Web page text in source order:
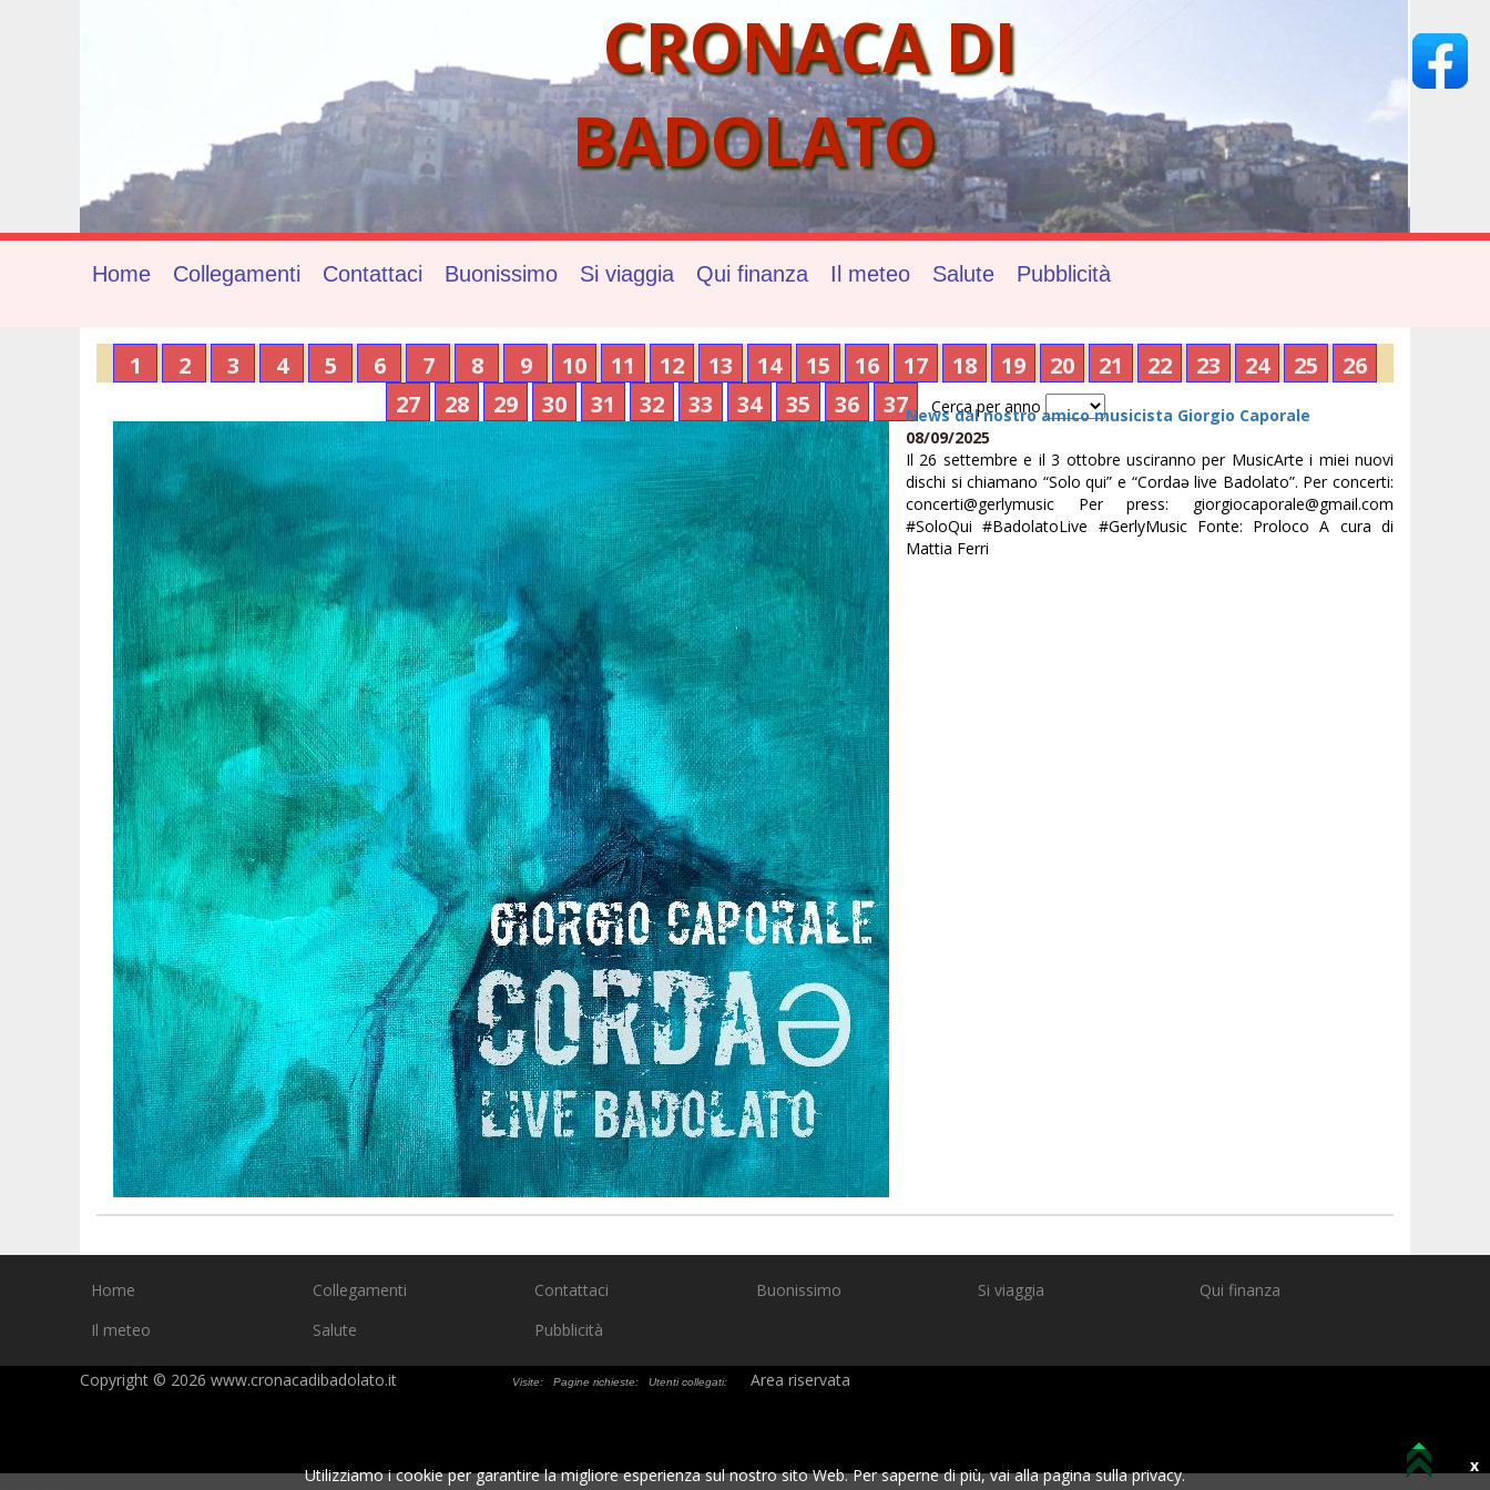
CRONACA DI
BADOLATO
Home Collegamenti Contattaci Buonissimo Si viaggia Qui finanza Il meteo Salute Pubblicità
1 2 3 4 5 6 7 8 9 10 11 12 13 14 15 16 17 18 19 20 21 22 23 24 25
26
27
28 29 30 31 32 33 34 35 36 37 Cerca per anno
News dal nostro amico musicista Giorgio Caporale
08/09/2025
Il 26 settembre e il 3 ottobre usciranno per MusicArte i miei nuovi
dischi si chiamano “Solo qui” e “Cordaə live Badolato”. Per concerti:
concerti@gerlymusic Per press: giorgiocaporale@gmail.com
#SoloQui #BadolatoLive #GerlyMusic Fonte: Proloco A cura di
Mattia Ferri
Home Collegamenti Contattaci Buonissimo Si viaggia
Qui finanza
Il meteo
Salute Pubblicità
Copyright © 2026 www.cronacadibadolato.it Visite: Pagine richieste: Utenti collegati: Area riservata
Utilizziamo i cookie per garantire la migliore esperienza sul nostro sito Web. Per saperne di più, vai alla pagina sulla privacy.
x